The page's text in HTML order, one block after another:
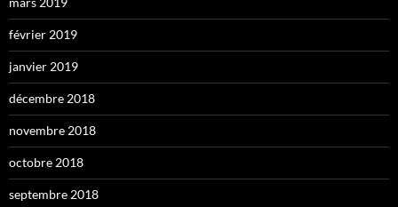
février 2019
janvier 2019
décembre 2018
novembre 2018
octobre 2018
septembre 2018